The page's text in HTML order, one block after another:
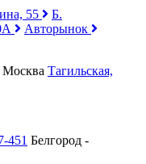
55
Б.
Авторынок
Москва Тагильская,
451 Белгород -